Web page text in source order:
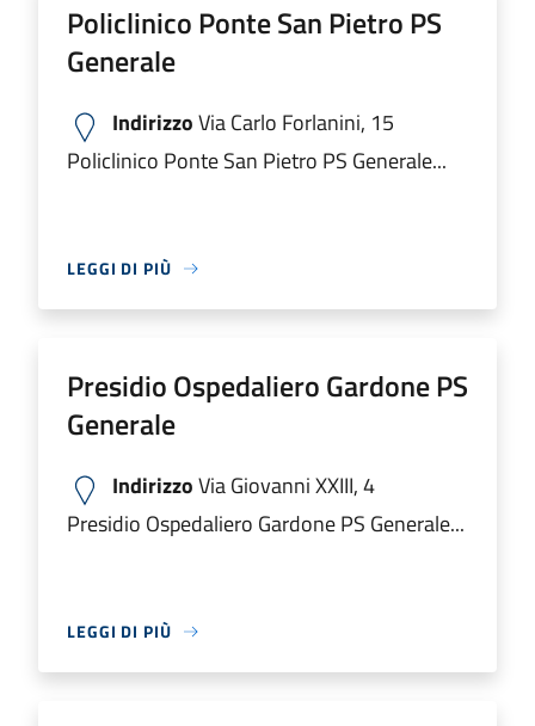
Policlinico Ponte San Pietro PS
Generale
IndirizzoVia Carlo Forlanini, 15
Policlinico Ponte San Pietro PS Generale...
LEGGI DI PIÙ
Presidio Ospedaliero Gardone PS
Generale
IndirizzoVia Giovanni XXIII, 4
Presidio Ospedaliero Gardone PS Generale...
LEGGI DI PIÙ